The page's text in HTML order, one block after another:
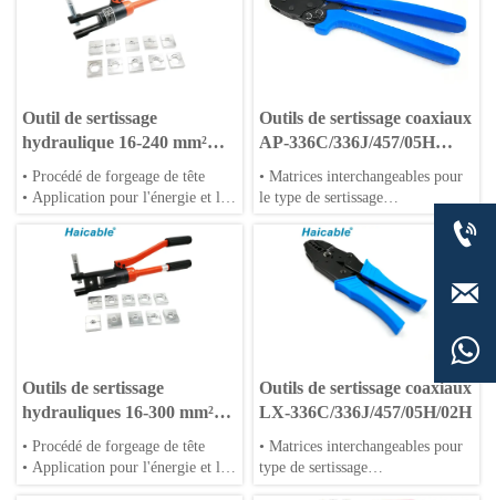
• Matrices spéciales disponibles
Outil de sertissage
hydraulique 16-240 mm²
YQ-240
• Procédé de forgeage de tête
• Application pour l'énergie et le
• Corps en alliage d'aluminium ou
en acier
• Matrices spéciales disponibles
Outils de sertissage coaxiaux
AP-336C/336J/457/05H
/02H
• Matrices interchangeables pour
le type de sertissage
• Type à cliquet pour le type de
sertissage
• Dénudage de câbles à paires
torsadées UTP STP données
AWG et fibres optiques
• Utilisation polyvalente pour
Outils de sertissage
hydrauliques 16-300 mm²
YQK-300S
• Procédé de forgeage de tête
• Application pour l'énergie et le
Outils de sertissage coaxiaux
LX-336C/336J/457/05H/02H
• Matrices interchangeables pour
type de sertissage


